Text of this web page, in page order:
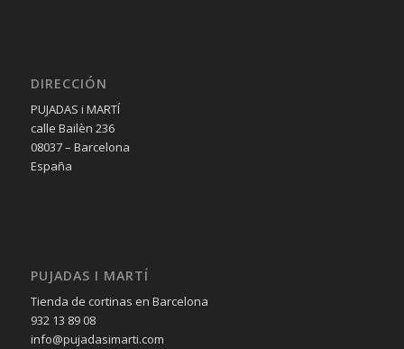
DIRECCIÓN
PUJADAS i MARTÍ
calle Bailèn 236
08037 – Barcelona
España
PUJADAS I MARTÍ
Tienda de cortinas en Barcelona
932 13 89 08
info@pujadasimarti.com